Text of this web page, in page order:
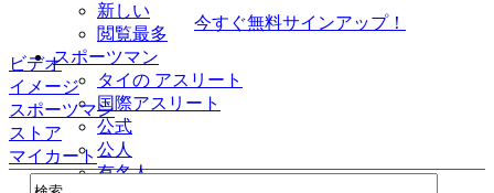
新しい
閲覧最多
スポーツマン
タイの アスリート
国際アスリート
公式
公人
有名人
今すぐ無料サインアップ！
ビデオ
イメージ
スポーツマン
ストア
マイカート